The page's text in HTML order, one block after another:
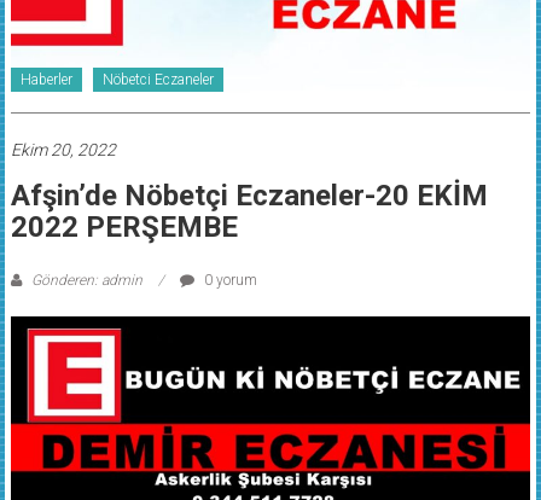
Haberler Nöbetci Eczaneler
Ekim 20, 2022
Afşin’de Nöbetçi Eczaneler-20 EKİM
2022 PERŞEMBE
Gönderen: admin 0 yorum